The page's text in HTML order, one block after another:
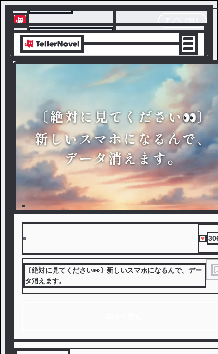
テラーノベル
アプリでサクサク楽しめる
〔絶対に見てください👀〕新しいスマホになるんで、デー
タ消えます。